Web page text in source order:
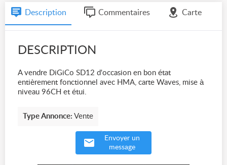
Description Commentaires Carte
DESCRIPTION
A vendre DiGiCo SD12 d'occasion en bon état
entièrement fonctionnel avec HMA, carte Waves, mise à
niveau 96CH et étui.
Type Annonce: Vente
Envoyer un
message